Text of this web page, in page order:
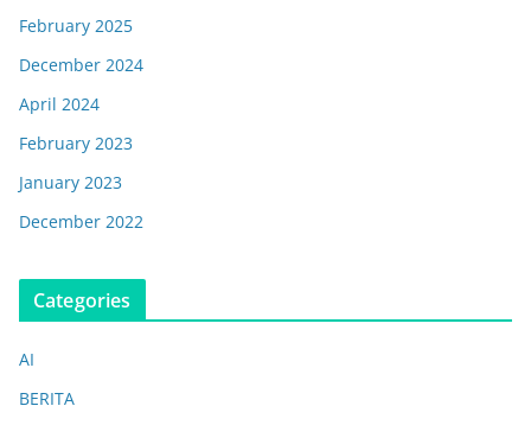
February 2025
December 2024
April 2024
February 2023
January 2023
December 2022
Categories
AI
BERITA